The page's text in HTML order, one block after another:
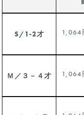
S/1-2才
1,064
Ｍ／３－４才
1,064